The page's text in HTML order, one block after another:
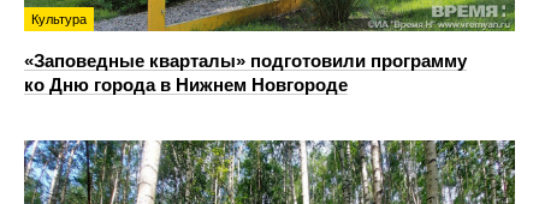
Культура
«Заповедные кварталы» подготовили программу
ко Дню города в Нижнем Новгороде